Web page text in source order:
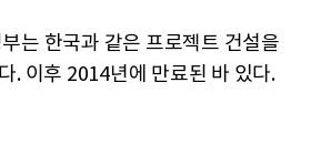
는 한국과 같은 프로젝트 건설을
. 이후 2014년에 만료된 바 있다.